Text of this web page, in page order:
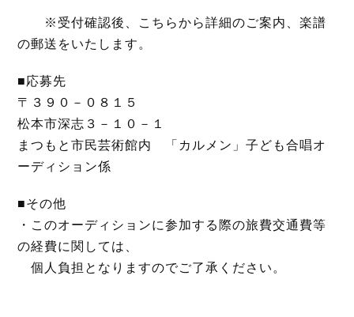
※受付確認後、こちらから詳細のご案内、楽譜
の郵送をいたします。
■応募先
〒３９０－０８１５
松本市深志３－１０－１
まつもと市民芸術館内 「カルメン」子ども合唱オ
ーディション係
■その他
・このオーディションに参加する際の旅費交通費等
の経費に関しては、
個人負担となりますのでご了承ください。